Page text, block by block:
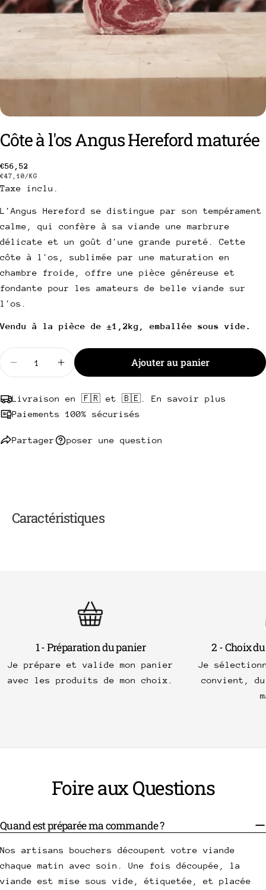
Côte à l'os Angus Hereford maturée
Prix
habituel
€56,52
PRIX
UNITAIRE
€47,10/PAR
KG
Taxe inclu.
L'Angus Hereford se distingue par son tempérament
calme, qui confère à sa viande une marbrure
délicate et un goût d'une grande pureté. Cette
côte à l'os, sublimée par une maturation en
chambre froide, offre une pièce généreuse et
fondante pour les amateurs de belle viande sur
l'os.
Vendu à la pièce de ±1,2kg, emballée sous vide.
Diminuer la quantité pour Côte à l&#39;os Angus
Augmenter la quantité pour Côte à
Ajouter au panier
Livraison en 🇫🇷 et 🇧🇪. En savoir plus
Paiements 100% sécurisés
Partager
Partager ce produit
Partager
Copie
sur
sur
sur
poser une question
nom
téléphone
Les champs marqués * sont obligatoires.
Caractéristiques
1 - Préparation du panier
Je prépare et valide mon panier
avec les produits de mon choix.
2 - Choix
Je
convient,
Foire aux Questions
Quand est préparée ma commande ?
Nos artisans bouchers découpent votre viande
chaque matin avec soin. Une fois découpée, la
viande est mise sous vide, étiquetée, et placée